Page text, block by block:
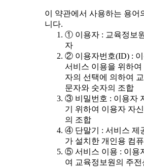
이 약관에서 사용하는 용어
니다.
① 이용자 : 교육정보
자
② 이용자번호(ID) : 이
서비스 이용을 위하
자의 선택에 의하여
문자와 숫자의 조합
③ 비밀번호 : 이용자
기 위하여 이용자 자
의 조합
④ 단말기 : 서비스 제
가 설치한 개인용 컴
⑤ 서비스 이용 : 이용
여 교육정보원의 주